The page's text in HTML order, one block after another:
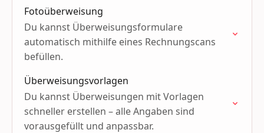
Fotoüberweisung
Du kannst Überweisungsformulare
automatisch mithilfe eines Rechnungscans
befüllen.
Überweisungsvorlagen
Du kannst Überweisungen mit Vorlagen
schneller erstellen – alle Angaben sind
vorausgefüllt und anpassbar.